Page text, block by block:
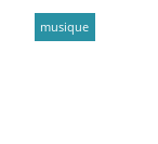
musique